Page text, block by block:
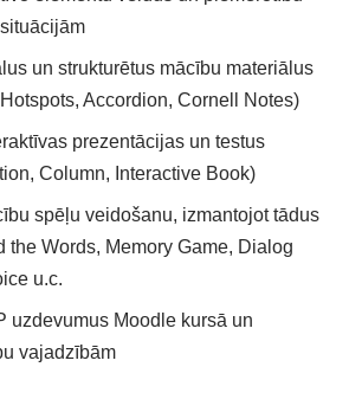
un strukturētus mācību materiālus
Accordion, Cornell Notes)
prezentācijas un testus
Column, Interactive Book)
spēļu veidošanu, izmantojot tādus
the Words, Memory Game, Dialog
u.c.
uzdevumus Moodle kursā un
vajadzībām